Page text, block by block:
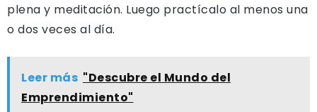
plena y meditación. Luego practícalo al menos una
o dos veces al día.
Leer más "Descubre el Mundo del
Emprendimiento"